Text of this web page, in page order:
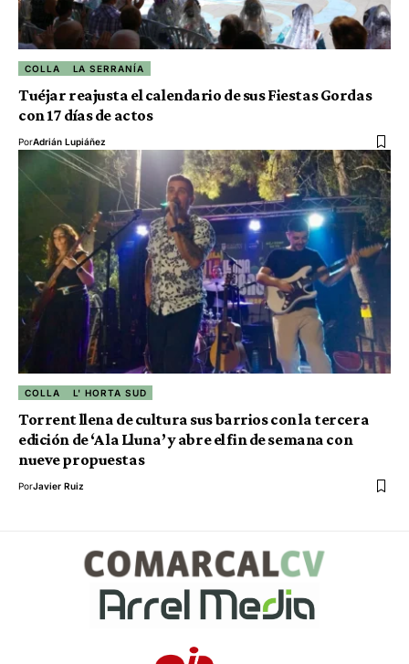
COLLA LA SERRANÍA
Tuéjar reajusta el calendario de sus Fiestas Gordas
con 17 días de actos
PorAdrián Lupiáñez
COLLA L' HORTA SUD
Torrent llena de cultura sus barrios con la tercera
edición de ‘A la Lluna’ y abre el fin de semana con
nueve propuestas
PorJavier Ruiz